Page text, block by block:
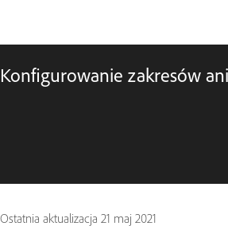
Konfigurowanie zakresów
Ostatnia aktualizacja 21 maj 2021